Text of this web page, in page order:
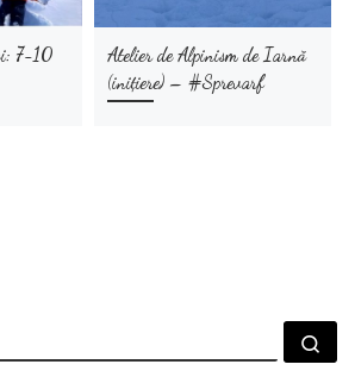
7-10
Atelier de Alpinism de Iarnă
(inițiere) – #Sprevarf